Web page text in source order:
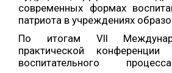
современных формах
патриота в учреждениях
По итогам VII
практической конференции
воспитательного